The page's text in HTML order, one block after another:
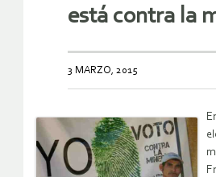
está contra la
3 MARZO, 2015